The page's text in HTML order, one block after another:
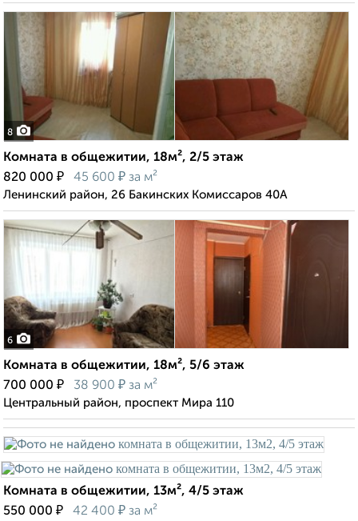
8
Комната в общежитии, 18м², 2/5 этаж
820 000 ₽ 45 600 ₽ за м²
Ленинский район, 26 Бакинских Комиссаров 40А
6
Комната в общежитии, 18м², 5/6 этаж
700 000 ₽ 38 900 ₽ за м²
Центральный район, проспект Мира 110
Комната в общежитии, 13м², 4/5 этаж
550 000 ₽ 42 400 ₽ за м²